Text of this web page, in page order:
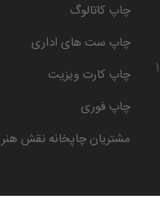
چاپ کاتالوگ
چاپ ست های اداری
چاپ کارت ویزیت
چاپ فوری
مشتریان چاپخانه نقش هنر